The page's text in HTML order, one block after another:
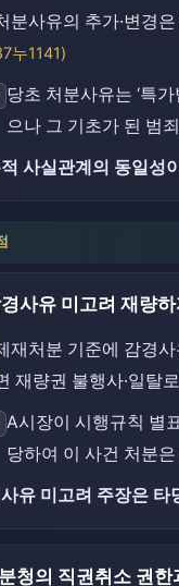
분사유의 추가·변경
누1141)
당초 처분사유는 ‘특
으나 그 기초가 된 범
사실관계의 동일성
사유 미고려 재량
재처분 기준에 감경
재량권 불행사·일탈
A시장이 시행규칙 별
당하여 이 사건 처분
유 미고려 주장은 타
청의 직권취소 권